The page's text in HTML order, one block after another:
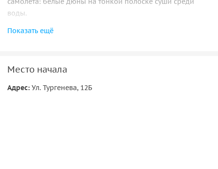
воды.
Внимание!Въезд в национальный парк «Куршская коса»
парк. Стоимость зависит от вида транспорта и может
парка.
Показать ещё
Место начала
Адрес: Ул. Тургенева, 12Б